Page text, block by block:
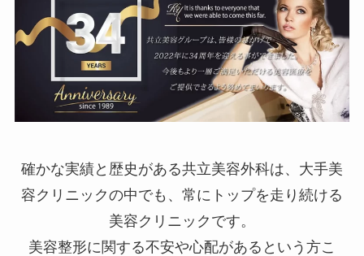
確かな実績と歴史がある共立美容外科は、大手美
容クリニックの中でも、常にトップを走り続ける
美容クリニックです。
美容整形に関する不安や心配があるという方こ